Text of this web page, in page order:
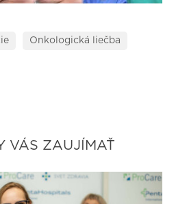
Onkologická liečba
VÁS ZAUJÍMAŤ